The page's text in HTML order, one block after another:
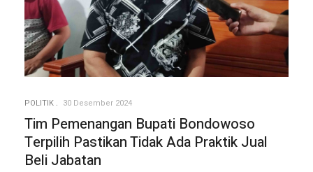
POLITIK 30 Desember 2024
Tim Pemenangan Bupati Bondowoso
Terpilih Pastikan Tidak Ada Praktik Jual
Beli Jabatan